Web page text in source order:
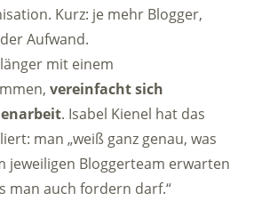
Kurz: je mehr Blogger,
Aufwand.
mit einem
vereinfacht sich
. Isabel Kienel hat das
man „weiß ganz genau, was
jeweiligen Bloggerteam erwarten
man auch fordern darf.“